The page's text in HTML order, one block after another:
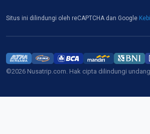
Situs ini dilindungi oleh reCAPTCHA dan Google
©2026 Nusatrip.com. Hak cipta dilindungi